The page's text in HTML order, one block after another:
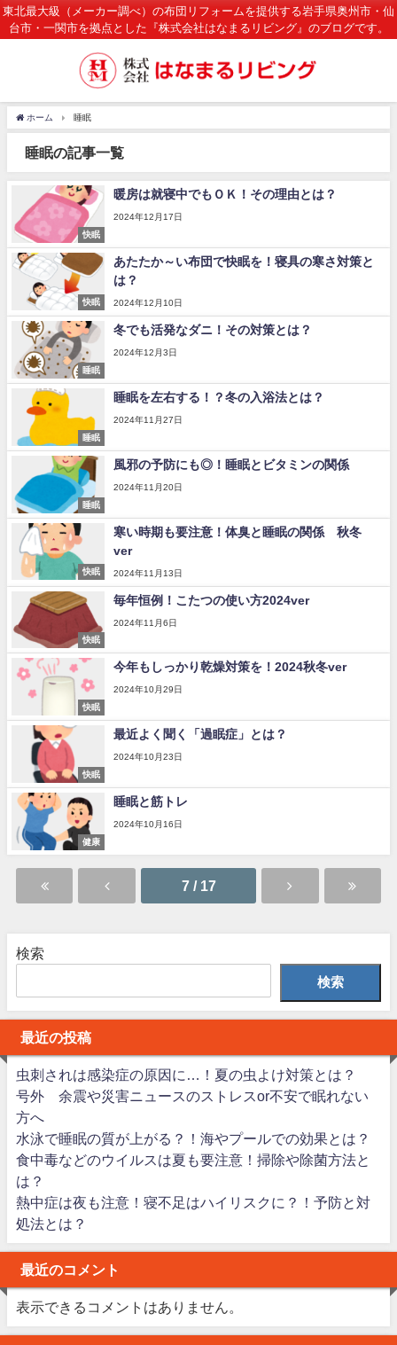
東北最大級（メーカー調べ）の布団リフォームを提供する岩手県奥州市・仙
台市・一関市を拠点とした『株式会社はなまるリビング』のブログです。
ホーム 睡眠
睡眠の記事一覧
快眠
暖房は就寝中でもＯＫ！その理由とは？
2024年12月17日
快眠
あたたか～い布団で快眠を！寝具の寒さ対策と
は？
2024年12月10日
睡眠
冬でも活発なダニ！その対策とは？
2024年12月3日
睡眠
睡眠を左右する！？冬の入浴法とは？
2024年11月27日
睡眠
風邪の予防にも◎！睡眠とビタミンの関係
2024年11月20日
快眠
寒い時期も要注意！体臭と睡眠の関係 秋冬
ver
2024年11月13日
快眠
毎年恒例！こたつの使い方2024ver
2024年11月6日
快眠
今年もしっかり乾燥対策を！2024秋冬ver
2024年10月29日
快眠
最近よく聞く「過眠症」とは？
2024年10月23日
健康
睡眠と筋トレ
2024年10月16日
7 / 17
検索
検索
最近の投稿
虫刺されは感染症の原因に…！夏の虫よけ対策とは？
号外 余震や災害ニュースのストレスor不安で眠れない
方へ
水泳で睡眠の質が上がる？！海やプールでの効果とは？
食中毒などのウイルスは夏も要注意！掃除や除菌方法と
は？
熱中症は夜も注意！寝不足はハイリスクに？！予防と対
処法とは？
最近のコメント
表示できるコメントはありません。